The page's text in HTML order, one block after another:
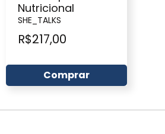
Nutricional
SHE_TALKS
R$217,00
Comprar